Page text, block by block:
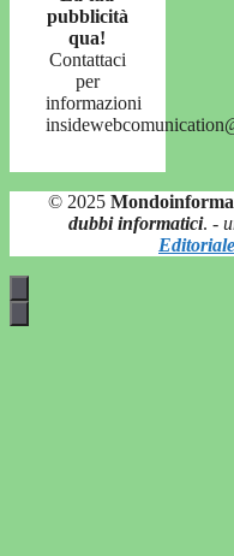
pubblicità
qua!
Contattaci
per
informazioni
© 2025
dubbi informatici. -
Editoriale